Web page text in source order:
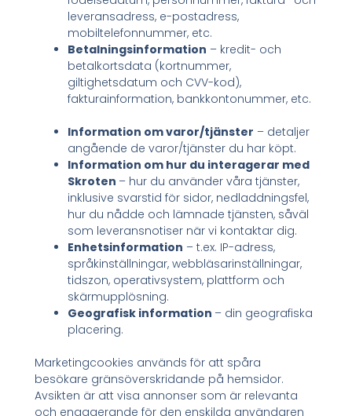
leveransadress, e-postadress,
mobiltelefonnummer, etc.
Betalningsinformation – kredit- och
betalkortsdata (kortnummer,
giltighetsdatum och CVV-kod),
fakturainformation, bankkontonummer, etc.
Information om varor/tjänster – detaljer
angående de varor/tjänster du har köpt.
Information om hur du interagerar med
Skroten – hur du använder våra tjänster,
inklusive svarstid för sidor, nedladdningsfel,
hur du nådde och lämnade tjänsten, såväl
som leveransnotiser när vi kontaktar dig.
Enhetsinformation – t.ex. IP-adress,
språkinställningar, webbläsarinställningar,
tidszon, operativsystem, plattform och
skärmupplösning.
Geografisk information – din geografiska
placering.
Marketingcookies används för att spåra
besökare gränsöverskridande på hemsidor.
Avsikten är att visa annonser som är relevanta
och engagerande för den enskilda användaren